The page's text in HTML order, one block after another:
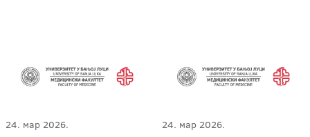
24. мар 2026. 24. мар 2026.